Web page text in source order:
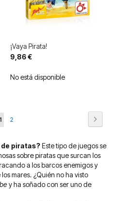
¡Vaya Pirata!
9,86 €
No está disponible
Página
Actualmente
1 Página
2
de piratas? Este tipo de juegos se
sobre piratas que surcan los
a los barcos enemigos y
mares. ¿Quién no ha visto
y ha soñado con ser uno de